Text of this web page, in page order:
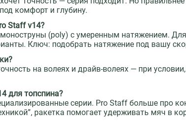
комфорт и глубину.
Staff v14?
моноструны (poly) с умеренным натяжением.
Ключ: подобрать натяжение под вашу
на волеях и драйв-волеях — при
для топспина?
серии. Pro Staff больше про
ракетка помогает удерживать мяч в